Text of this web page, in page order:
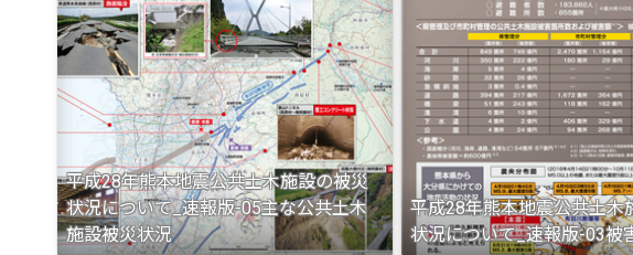
平成28年熊本地震公共土木施設の被災
状況について_速報版-05主な公共土木
施設被災状況
平成28年熊本地震公共土木
状況について_速報版-03被